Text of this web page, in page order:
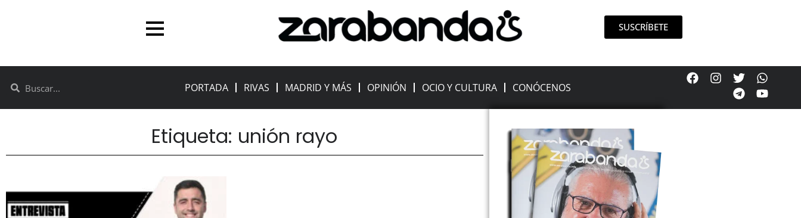
SUSCRÍBETE
PORTADA RIVAS MADRID Y MÁS OPINIÓN OCIO Y CULTURA CONÓCENOS
Etiqueta: unión rayo